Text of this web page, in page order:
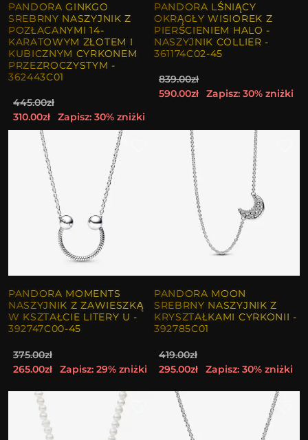
PANDORA GINKGO
SREBRNY NASZYJNIK Z
POZŁACANYMI 14-
KARATOWYM ZŁOTEM I
KUBICZNYM CYRKONEM
PRZEZROCZYSTYM -
362443C01
445.00zł
310.00zł
Zapisz: 30% zniżki
PANDORA LŚNIĄCY
OKRĄGŁY WISIOREK Z
PIERŚCIENIEM HALO -
NASZYJNIK COLLIER -
361174C02-45
839.00zł
590.00zł
Zapisz: 30% zniżki
PANDORA MOMENTS
NASZYJNIK Z ZAWIESZKĄ
W KSZTAŁCIE LITERY U -
392747C00-45
375.00zł
265.00zł
Zapisz: 29% zniżki
PANDORA MOON
SREBRNY NASZYJNIK Z
KRYSZTAŁKAMI CYRKONII -
392785C01
419.00zł
295.00zł
Zapisz: 30% zniżki